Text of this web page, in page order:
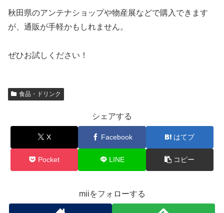
秋田県のアンテナショップや物産展などで購入できます
が、通販が手軽かもしれません。
ぜひお試しください！
食品・ドリンク
シェアする
X Facebook はてブ
Pocket LINE コピー
miiをフォローする